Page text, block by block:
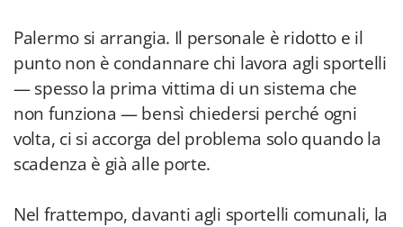
Palermo si arrangia. Il personale è ridotto e il
punto non è condannare chi lavora agli sportelli
— spesso la prima vittima di un sistema che
non funziona — bensì chiedersi perché ogni
volta, ci si accorga del problema solo quando la
scadenza è già alle porte.
Nel frattempo, davanti agli sportelli comunali, la